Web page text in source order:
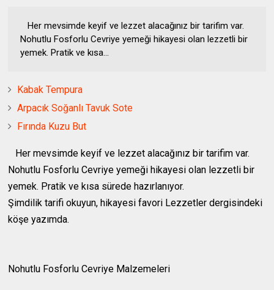
Her mevsimde keyif ve lezzet alacağınız bir tarifim var.
Nohutlu Fosforlu Cevriye yemeği hikayesi olan lezzetli bir
yemek. Pratik ve kısa...
Kabak Tempura
Arpacık Soğanlı Tavuk Sote
Fırında Kuzu But
Her mevsimde keyif ve lezzet alacağınız bir tarifim var.
Nohutlu Fosforlu Cevriye yemeği hikayesi olan lezzetli bir
yemek. Pratik ve kısa sürede hazırlanıyor.
Şimdilik tarifi okuyun, hikayesi favori Lezzetler dergisindeki
köşe yazımda.
Nohutlu Fosforlu Cevriye Malzemeleri